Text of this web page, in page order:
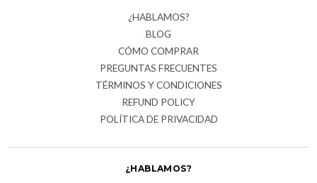
¿HABLAMOS?
BLOG
CÓMO COMPRAR
PREGUNTAS FRECUENTES
TÉRMINOS Y CONDICIONES
REFUND POLICY
POLÍTICA DE PRIVACIDAD
¿HABLAMOS?